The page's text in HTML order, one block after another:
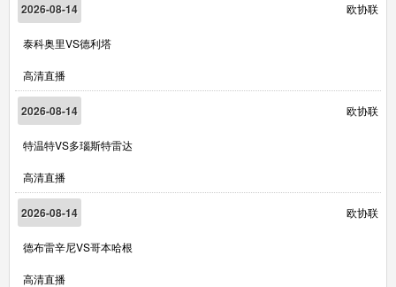
2026-08-14 欧协联
泰科奥里VS德利塔
高清直播
2026-08-14 欧协联
特温特VS多瑙斯特雷达
高清直播
2026-08-14 欧协联
德布雷辛尼VS哥本哈根
高清直播